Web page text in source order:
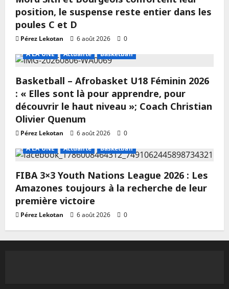
position, le suspense reste entier dans les
poules C et D
Pérez Lekotan 6 août 2026
0
A LA UNE
Actualité Basketball
Basketball – Afrobasket U18 Féminin 2026
: « Elles sont là pour apprendre, pour
découvrir le haut niveau »; Coach Christian
Olivier Quenum
Pérez Lekotan 6 août 2026
0
A LA UNE
Actualité Basketball
FIBA 3×3 Youth Nations League 2026 : Les
Amazones toujours à la recherche de leur
première victoire
Pérez Lekotan 6 août 2026 0